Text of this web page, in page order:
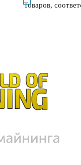
Товаров,